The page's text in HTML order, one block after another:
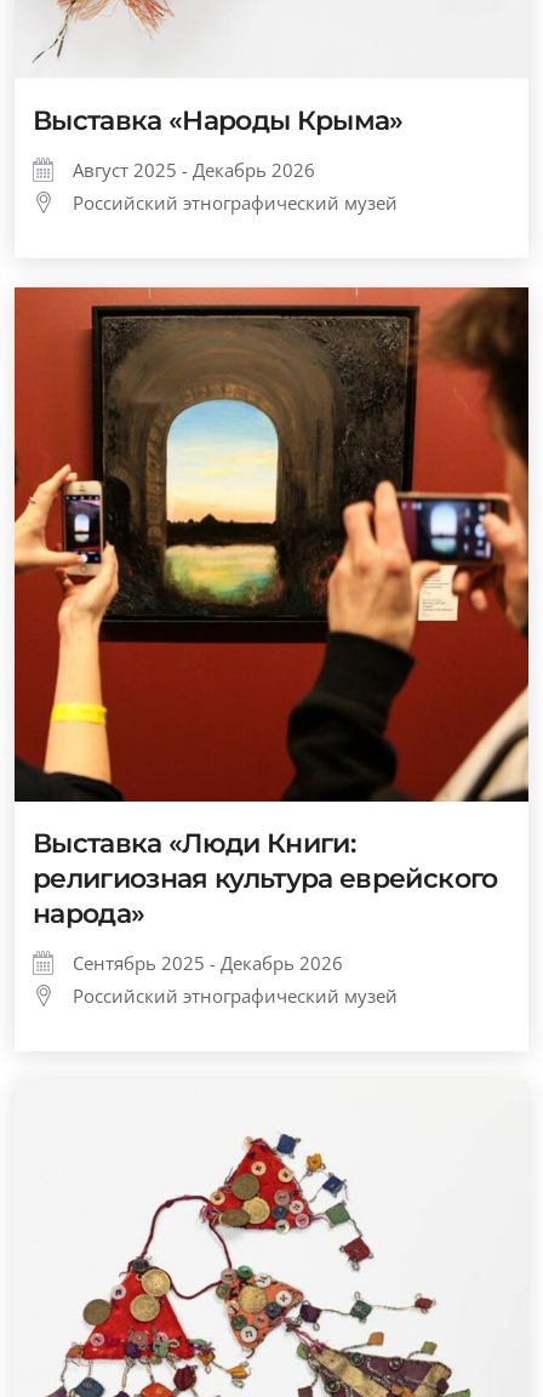
Выставка «Народы Крыма»
Август 2025 - Декабрь 2026
Российский этнографический музей
Выставка «Люди Книги:
религиозная культура еврейского
народа»
Сентябрь 2025 - Декабрь 2026
Российский этнографический музей